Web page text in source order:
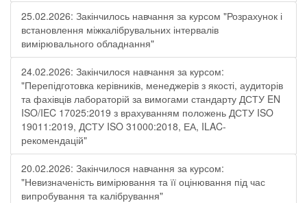
25.02.2026: Закінчилось навчання за курсом "Розрахунок і
встановлення міжкалібрувальних інтервалів
вимірювального обладнання"
24.02.2026: Закінчилося навчання за курсом:
"Перепідготовка керівників, менеджерів з якості, аудиторів
та фахівців лабораторій за вимогами стандарту ДСТУ EN
ISO/IEC 17025:2019 з врахуванням положень ДСТУ ISO
19011:2019, ДСТУ ISO 31000:2018, ЕА, ILAC-
рекомендацій"
20.02.2026: Закінчилося навчання за курсом:
"Невизначеність вимірювання та її оцінювання під час
випробування та калібрування"